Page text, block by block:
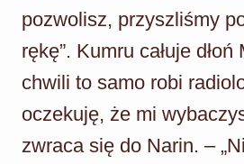
pozwolisz, przyszliśmy
rękę”. Kumru całuje
chwili to samo robi
oczekuję, że mi
zwraca się do Narin. –